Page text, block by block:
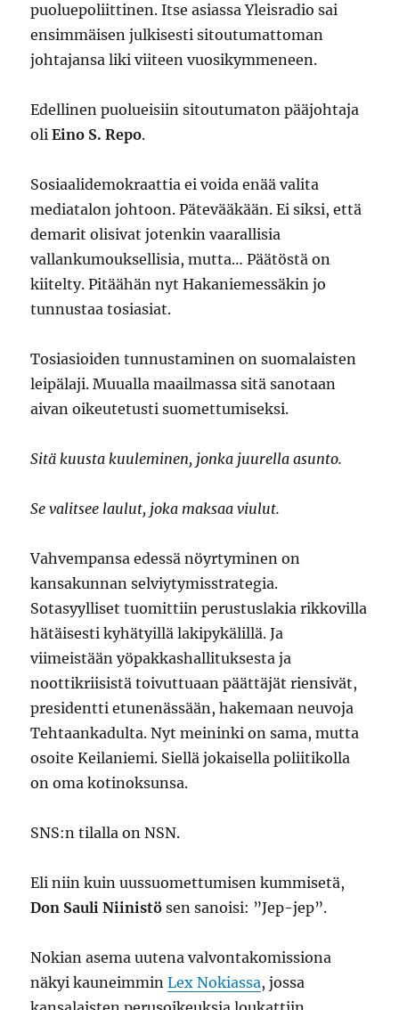
puoluepoliittinen. Itse asiassa Yleisradio sai
ensimmäisen julkisesti sitoutumattoman
johtajansa liki viiteen vuosikymmeneen.
Edellinen puolueisiin sitoutumaton pääjohtaja
oliEino S. Repo.
Sosiaalidemokraattia ei voida enää valita
mediatalon johtoon. Pätevääkään. Ei siksi, että
demarit olisivat jotenkin vaarallisia
vallankumouksellisia, mutta… Päätöstä on
kiitelty. Pitäähän nyt Hakaniemessäkin jo
tunnustaa tosiasiat.
Tosiasioiden tunnustaminen on suomalaisten
leipälaji. Muualla maailmassa sitä sanotaan
aivan oikeutetusti suomettumiseksi.
Sitä kuusta kuuleminen, jonka juurella asunto.
Se valitsee laulut, joka maksaa viulut.
Vahvempansa edessä nöyrtyminen on
kansakunnan selviytymisstrategia.
Sotasyylliset tuomittiin perustuslakia rikkovilla
hätäisesti kyhätyillä lakipykälillä. Ja
viimeistään yöpakkashallituksesta ja
noottikriisistä toivuttuaan päättäjät riensivät,
presidentti etunenässään, hakemaan neuvoja
Tehtaankadulta. Nyt meininki on sama, mutta
osoite Keilaniemi. Siellä jokaisella poliitikolla
on oma kotinoksunsa.
SNS:n tilalla on NSN.
Eli niin kuin uussuomettumisen kummisetä,
Don Sauli Niinistösen sanoisi: ”Jep-jep”.
Nokian asema uutena valvontakomissiona
näkyi kauneimminLex Nokiassa, jossa